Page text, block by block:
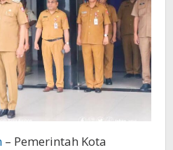
– Pemerintah Kota